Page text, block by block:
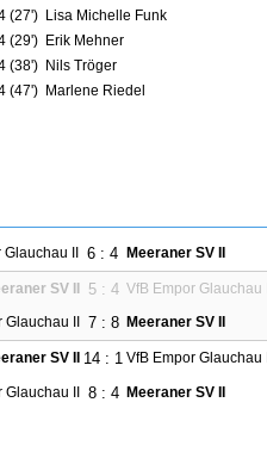
(27') Lisa Michelle Funk
(29') Erik Mehner
(38') Nils Tröger
(47') Marlene Riedel
II 6 : 4 Meeraner SV II
SV II 5 : 4 VfB Empor Glauchau II
II 7 : 8 Meeraner SV II
SV II 14 : 1 VfB Empor Glauchau II
II 8 : 4 Meeraner SV II